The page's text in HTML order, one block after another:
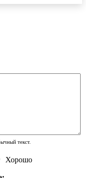
текст.
Хорошо